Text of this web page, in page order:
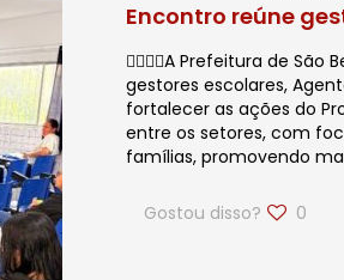
Encontro reúne
🙋🏻‍♂️✨A Prefeitura de
gestores escolares,
fortalecer as ações do
entre os setores, com
famílias, promovendo
Gostou disso? 0